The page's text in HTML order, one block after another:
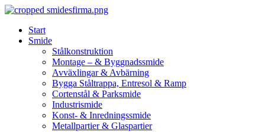
Skip
contentStart
Smide
Stålkonstruktion
Montage – & Byggnadssmide
Avväxlingar & Avbärning
Bygga Ståltrappa, Entresol & Ramp
Cortenstål & Parksmide
Industrismide
Konst- & Inredningssmide
Metallpartier & Glaspartier